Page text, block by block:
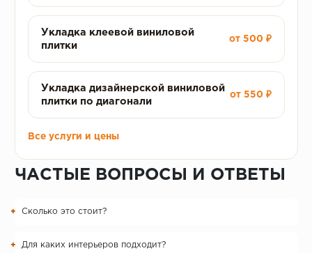
Укладка клеевой виниловой
плитки
от 500 ₽
Укладка дизайнерской виниловой
плитки по диагонали
от 550 ₽
Все услуги и цены
ЧАСТЫЕ ВОПРОСЫ И ОТВЕТЫ
Сколько это стоит?
Для каких интерьеров подходит?